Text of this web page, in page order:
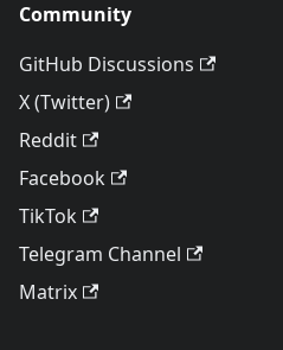
Community
GitHub Discussions
X (Twitter)
Reddit
Facebook
TikTok
Telegram Channel
Matrix